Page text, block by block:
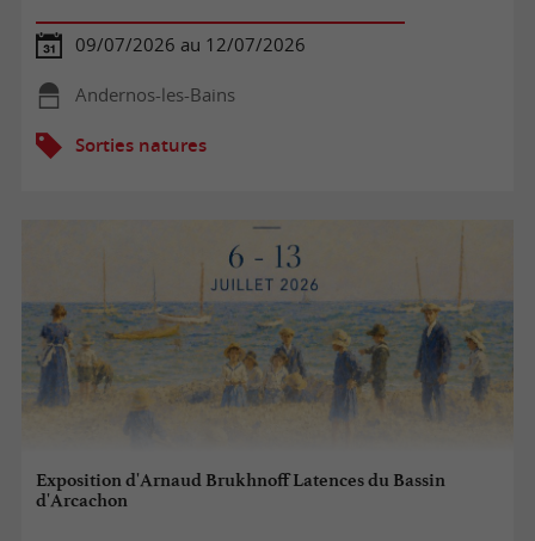
09/07/2026 au 12/07/2026
Andernos-les-Bains
Sorties natures
Exposition d'Arnaud Brukhnoff Latences du Bassin
d'Arcachon